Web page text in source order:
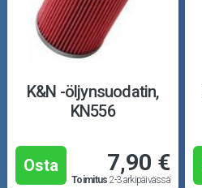
K&N -öljynsuodatin,
KN556
Osta 7,90 €
Toimitus 2-3 arkipäivässä